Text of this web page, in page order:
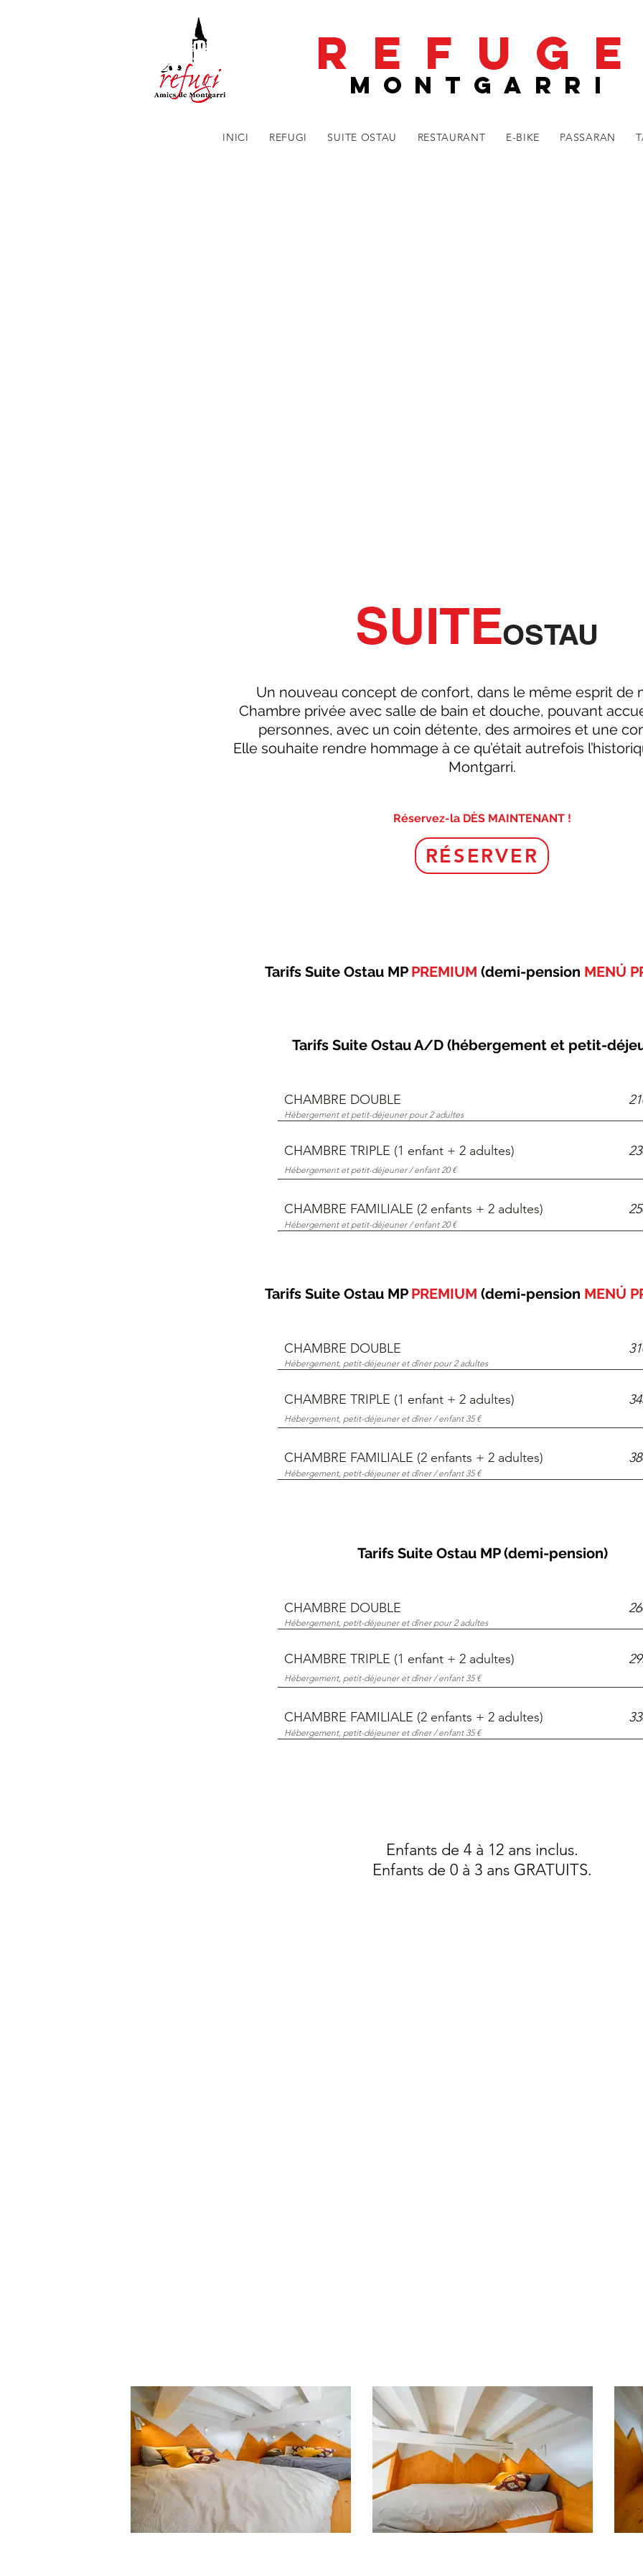
REFUGE
MONTGARRI
INICI REFUGI SUITE OSTAU RESTAURANT E-BIKE PASSARAN
OSTAU
SUITE
Un nouveau concept de confort, dans le même esprit de
Chambre privée avec salle de bain et douche, pouvant
personnes, avec un coin détente, des armoires et une
Elle souhaite rendre hommage à ce qu’était autrefois
Montgarri.
Réservez-la DÈS MAINTENANT !
RÉSERVER
Tarifs Suite Ostau MP PREMIUM (demi-pension MENÚ
Tarifs Suite Ostau A/D (hébergement et petit-
CHAMBRE DOUBLE
Hébergement et petit-déjeuner pour 2 adultes
CHAMBRE TRIPLE (1 enfant + 2 adultes)
Hébergement et petit-déjeuner/ enfant 20 €
CHAMBRE FAMILIALE (2 enfants + 2 adultes)
Hébergement et petit-déjeuner / enfant 20 €
Tarifs Suite Ostau MP PREMIUM (demi-pension MENÚ
CHAMBRE DOUBLE
Hébergement, petit-déjeuner et dîner pour 2 adultes
CHAMBRE TRIPLE (1 enfant + 2 adultes)
Hébergement, petit-déjeuner et dîner / enfant 35 €
CHAMBRE FAMILIALE (2 enfants + 2 adultes)
Hébergement, petit-déjeuner et dîner / enfant 35 €
Tarifs Suite Ostau MP (demi-pension)
CHAMBRE DOUBLE
Hébergement, petit-déjeuner et dîner pour 2 adultes
CHAMBRE TRIPLE (1 enfant + 2 adultes)
Hébergement, petit-déjeuner et dîner / enfant 35 €
CHAMBRE FAMILIALE (2 enfants + 2 adultes)
Hébergement, petit-déjeuner et dîner / enfant 35 €
Enfants de 4 à 12 ans inclus.
Enfants de 0 à 3 ans GRATUITS.